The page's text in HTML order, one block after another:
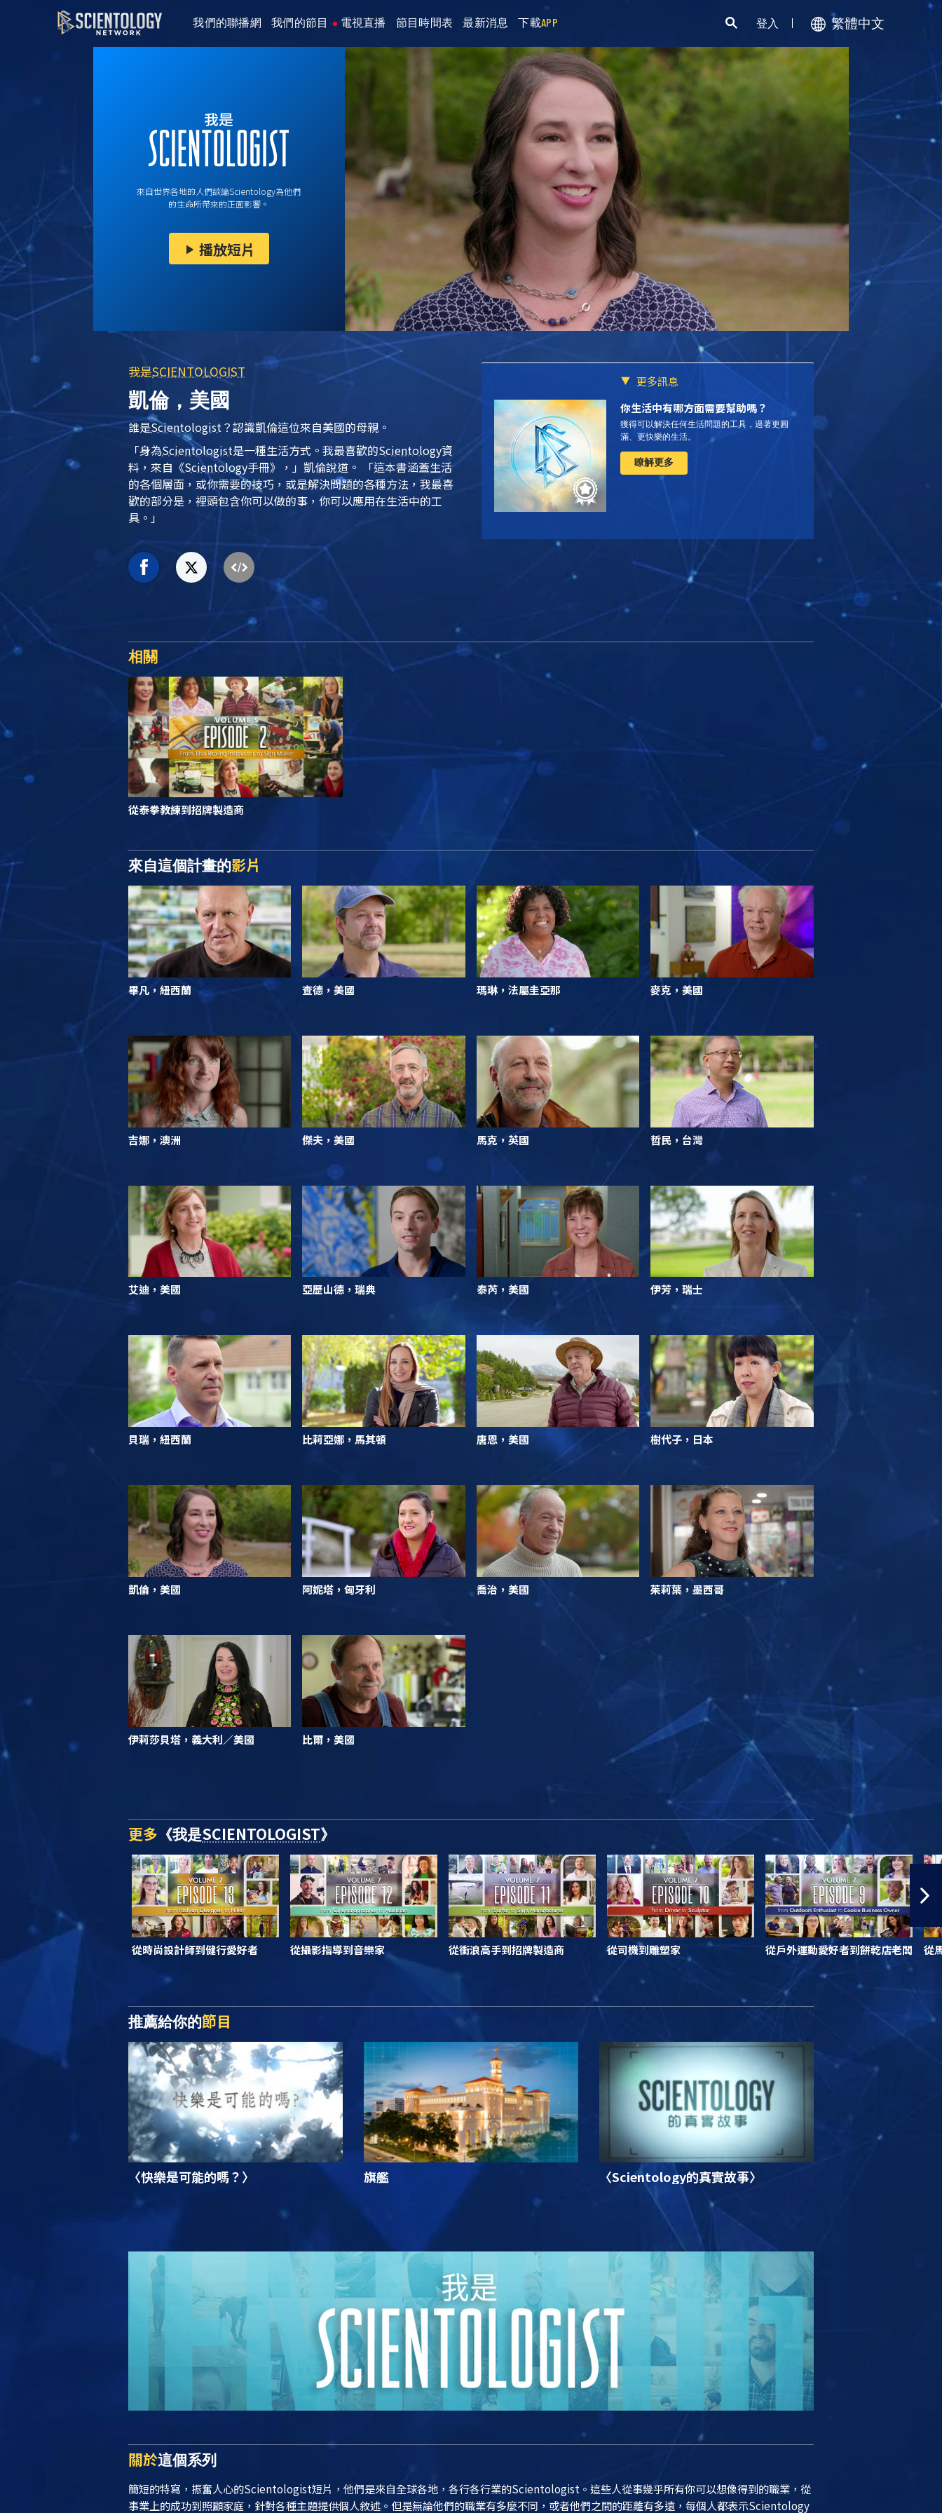
我們的聯播網 我們的節目 電視直播 節目時間表 最新消息 下載APP 登入 繁體中文
來自世界各地的人們談論Scientology為他們
的生命所帶來的正面影響。
播放短片
我是SCIENTOLOGIST
凱倫，美國
誰是Scientologist ？認識凱倫這位來自美國的母親。
「身為Scientologist是一種生活方式。我最喜歡的Scientology資
料，來自《Scientology手冊》，」凱倫說道。
「這本書涵蓋生活
的各個層面，或你需要的技巧，或是解決問題的各種方法，我最喜
歡的部分是，裡頭包含你可以做的事，你可以應用在生活中的工
具。」
更多訊息
你生活中有哪方面需要幫助嗎？
獲得可以解決任何生活問題的工具，過著更圓
滿、更快樂的生活。
瞭解更多
相關
從泰拳教練到招牌製造商
來自這個計畫的影片
畢凡，紐西蘭 查德，美國 瑪琳，法屬圭亞那 麥克，美國
吉娜，澳洲 傑夫，美國 馬克，英國 哲民，台灣
艾迪，美國 亞歷山德，瑞典 泰芮，美國 伊芳，瑞士
貝瑞，紐西蘭 比莉亞娜，馬其頓 唐恩，美國 樹代子，日本
凱倫，美國 阿妮塔，匈牙利 喬治，美國 茱莉葉，墨西哥
伊莉莎貝塔，義大利／美國 比爾，美國
更多 《我是SCIENTOLOGIST》
從時尚設計師到健行愛好者 從攝影指導到音樂家 從衝浪高手到招牌製造商 從司機到雕塑家 從戶外運動愛好者到餅乾店老闆 從
推薦給你的節目
〈快樂是可能的嗎？〉 旗艦 〈Scientology的真實故事〉
關於這個系列
簡短的特寫，振奮人心的Scientologist短片，他們是來自全球各地，各行各行業的Scientologist。這些人從事幾乎所有你可以想像得到的職業，從
事業上的成功到照顧家庭，針對各種主題提供個人敘述。但是無論他們的職業有多麼不同，或者他們之間的距離有多遠，每個人都表示Scientology